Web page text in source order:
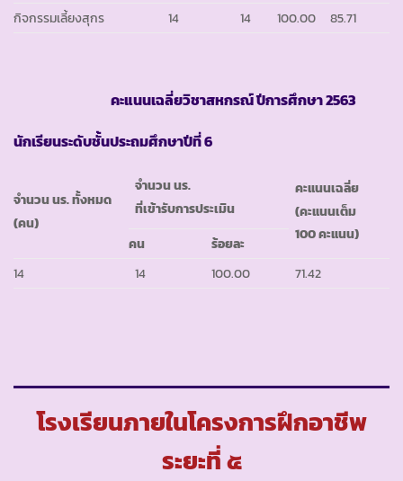
กิจกรรมเลี้ยงสุกร
14 14 100.00 85.71
คะแนนเฉลี่ยวิชาสหกรณ์ ปีการศึกษา2563
นักเรียนระดับชั้นประถมศึกษาปีที่ 6
จำนวน นร. ทั้งหมด
(คน)
จำนวน นร.
ที่เข้ารับการประเมิน
คะแนนเฉลี่ย
(คะแนนเต็ม
100 คะแนน)
คน
ร้อยละ
14
14 100.00 71.42
โรงเรียนภายในโครงการฝึกอาชีพ
ระยะที่ ๕